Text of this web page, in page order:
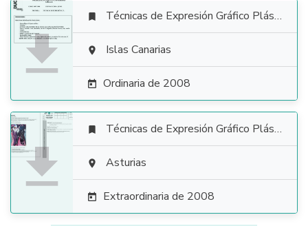

 Técnicas de Expresión Gráfico Plástica
 Islas Canarias
 Ordinaria de 2008

 Técnicas de Expresión Gráfico Plástica
 Asturias
 Extraordinaria de 2008